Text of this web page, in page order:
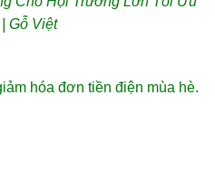
Gỗ Việt